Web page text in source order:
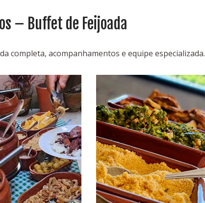
– Buffet de Feijoada
completa, acompanhamentos e equipe especializada.